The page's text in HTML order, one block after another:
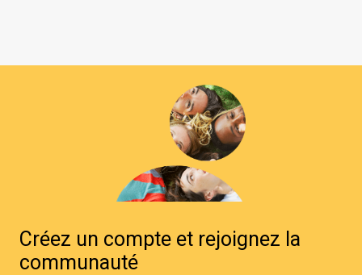
Créez un compte et rejoignez la
communauté